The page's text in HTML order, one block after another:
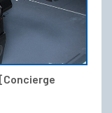
WARENKORB